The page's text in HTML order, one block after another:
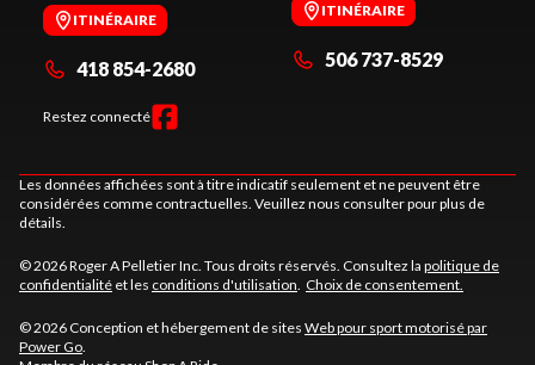
ITINÉRAIRE
418 854-2680
Restez connecté
ITINÉRAIRE
506 737-8529
Les données affichées sont à titre indicatif seulement et ne peuvent être
considérées comme contractuelles. Veuillez nous consulter pour plus de
détails.
© 2026 Roger A Pelletier Inc. Tous droits réservés. Consultez la politique de
confidentialité et les conditions d'utilisation. Choix de consentement.
© 2026 Conception et hébergement de sites Web pour sport motorisé par
Power Go.